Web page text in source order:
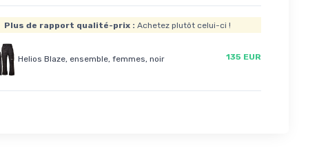
Plus de rapport qualité-prix : Achetez plutôt celui-ci !
Helios Blaze, ensemble, femmes, noir 135 EUR